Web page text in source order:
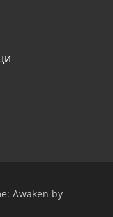
Awaken by